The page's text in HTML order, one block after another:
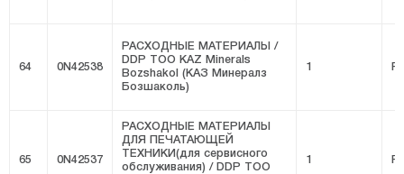
64 0N42538
РАСХОДНЫЕ МАТЕРИАЛЫ /
DDP ТОО KAZ Minerals
Bozshakol (КАЗ Минералз
Бозшаколь)
1
65 0N42537
РАСХОДНЫЕ МАТЕРИАЛЫ
ДЛЯ ПЕЧАТАЮЩЕЙ
ТЕХНИКИ(для сервисного
обслуживания) / DDP ТОО
1